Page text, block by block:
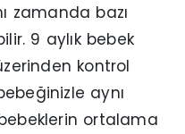
zamanda bazı
9 aylık bebek
kontrol
aynı
ortalama